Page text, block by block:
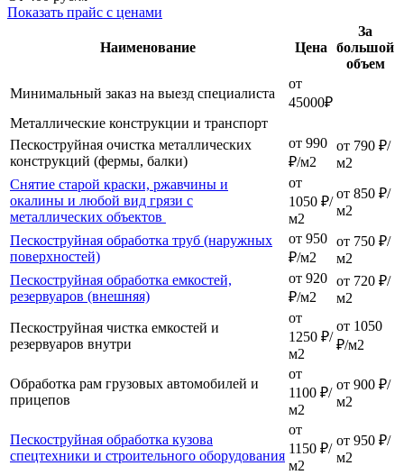
Показать прайс с ценами
Наименование Цена
За
большой
объем
Минимальный заказ на выезд специалиста
от
45000₽
Металлические конструкции и транспорт
Пескоструйная очистка металлических
конструкций (фермы, балки)
от 990
₽/м2
от 790 ₽/
м2
Снятие старой краски, ржавчины и
окалины и любой вид грязи с
металлических объектов
от
1050 ₽/
м2
от 850 ₽/
м2
Пескоструйная обработка труб (наружных
поверхностей)
от 950
₽/м2
от 750 ₽/
м2
Пескоструйная обработка емкостей,
резервуаров (внешняя)
от 920
₽/м2
от 720 ₽/
м2
Пескоструйная чистка емкостей и
резервуаров внутри
от
1250 ₽/
м2
от 1050
₽/м2
Обработка рам грузовых автомобилей и
прицепов
от
1100 ₽/
м2
от 900 ₽/
м2
Пескоструйная обработка кузова
спецтехники и строительного оборудования
от
1150 ₽/
м2
от 950 ₽/
м2